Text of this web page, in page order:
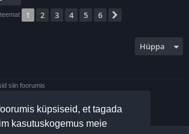
küpsiseid, et tagada
kasutuskogemus meie
1 2 3 4 5 6
Hüppa
siin foorumis
siin foorumis
manuseid